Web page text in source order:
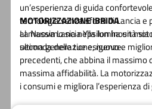
un’icona senza tempo.
alla più sofisticata esperienza di
LX, storica firma che Lancia riserva
allestimenti più preziosi del
La raffinatezza e l’esclusività di un
sono i tratti distintivi dell’Edizione
versione d’esordio che ha dato
del brand.